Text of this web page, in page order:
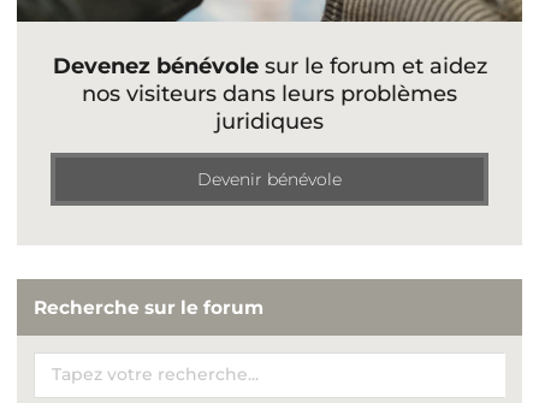
Devenez bénévolesur le forum et aidez
nos visiteurs dans leurs problèmes
juridiques
Devenir bénévole
Recherche sur le forum